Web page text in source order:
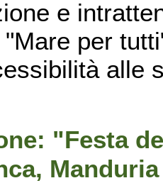
e
per
alle
"Festa